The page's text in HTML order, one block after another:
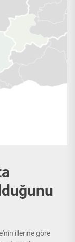
illerine göre